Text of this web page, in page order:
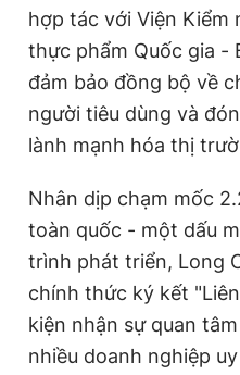
Đọc Thanh Niên trên
Theo dõi báo trên
Hotline
0906 645 777
hợp tác với Viện Kiểm
thực phẩm Quốc gia -
đảm bảo đồng bộ về
người tiêu dùng và
lành mạnh hóa thị
Nhân dịp chạm mốc
toàn quốc - một dấu
trình phát triển, Long
chính thức ký kết
kiện nhận sự quan
nhiều doanh nghiệp